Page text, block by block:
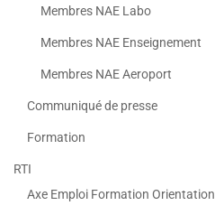
Membres NAE Labo
Membres NAE Enseignement
Membres NAE Aeroport
Communiqué de presse
Formation
RTI
Axe Emploi Formation Orientation